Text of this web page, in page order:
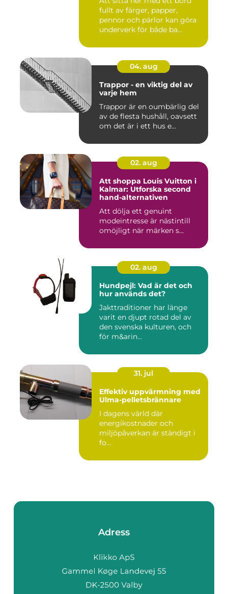
fullt av färger, papper,
pennor och pärlor kan göra
underverk för både ba...
04. aug
Trappor - en viktig del av
varje hem
Trappor är en oumbärlig del
av de flesta hushåll, oavsett
om det är i ett hus e...
02. aug
Att shoppa Louis Vuitton i
Kalmar: Utforska second
hand-alternativen
Att dölja ett genuint
modeintresse är nästintill
omöjligt när märken s...
02. aug
Hundpejl: Vad är det och
hur används det?
Jakttraditioner har länge
varit en djupt rotad del av
den svenska kulturen, och
för m&arin...
31. jul
Effektiv uppvärmning med
Ulma-pelletsbrännare
I dagens värld där
energikostnader och
miljöpåverkan är ständigt i
fo...
Adress